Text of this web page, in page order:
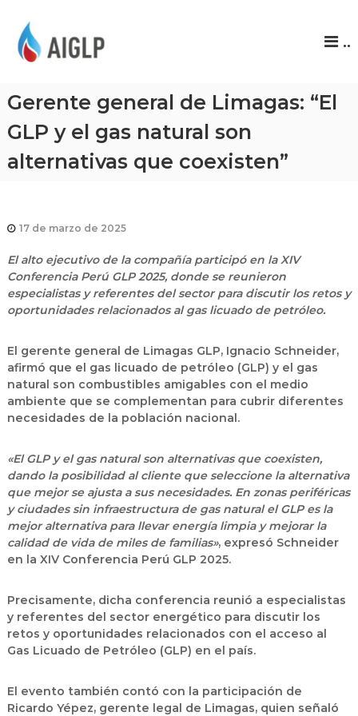
P
..
Gerente general de Limagas: “El
GLP y el gas natural son
alternativas que coexisten”
17 de marzo de 2025
El alto ejecutivo de la compañía participó en la XIV
Conferencia Perú GLP 2025, donde se reunieron
especialistas y referentes del sector para discutir los retos y
oportunidades relacionados al gas licuado de petróleo.
El gerente general de Limagas GLP, Ignacio Schneider,
afirmó que el gas licuado de petróleo (GLP) y el gas
natural son combustibles amigables con el medio
ambiente que se complementan para cubrir diferentes
necesidades de la población nacional.
«El GLP y el gas natural son alternativas que coexisten,
dando la posibilidad al cliente que seleccione la alternativa
que mejor se ajusta a sus necesidades. En zonas periféricas
y ciudades sin infraestructura de gas natural el GLP es la
mejor alternativa para llevar energía limpia y mejorar la
calidad de vida de miles de familias», expresó Schneider
en la XIV Conferencia Perú GLP 2025.
Precisamente, dicha conferencia reunió a especialistas
y referentes del sector energético para discutir los
retos y oportunidades relacionados con el acceso al
Gas Licuado de Petróleo (GLP) en el país.
El evento también contó con la participación de
Ricardo Yépez, gerente legal de Limagas, quien señaló